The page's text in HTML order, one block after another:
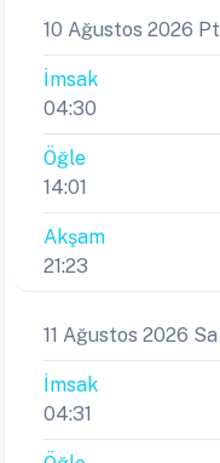
10 Ağustos 2026 Pt
İmsak
04:30
Öğle
14:01
Akşam
21:23
11 Ağustos 2026 Sa
İmsak
04:31